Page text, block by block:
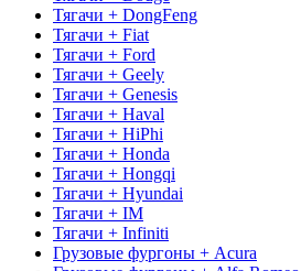
Тягачи + DongFeng
Тягачи + Fiat
Тягачи + Ford
Тягачи + Geely
Тягачи + Genesis
Тягачи + Haval
Тягачи + HiPhi
Тягачи + Honda
Тягачи + Hongqi
Тягачи + Hyundai
Тягачи + IM
Тягачи + Infiniti
Грузовые фургоны + Acura